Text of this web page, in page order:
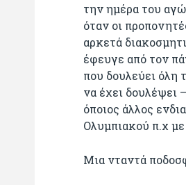
την ημέρα του
όταν οι
αρκετά
έφευγε από τον
που δουλεύει όλη
να έχει δουλέψει
όποιος άλλος
Ολυμπιακού π.χ με
Μια νταντά